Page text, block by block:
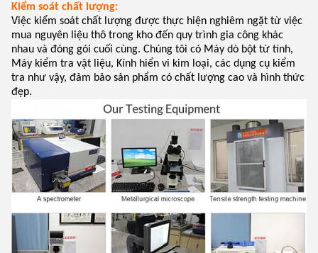
Kiểm soát chất lượng:
Việc kiểm soát chất lượng được thực hiện nghiêm ngặt từ việc
mua nguyên liệu thô trong kho đến quy trình gia công khác
nhau và đóng gói cuối cùng. Chúng tôi có Máy dò bột từ tính,
Máy kiểm tra vật liệu, Kính hiển vi kim loại, các dụng cụ kiểm
tra như vậy, đảm bảo sản phẩm có chất lượng cao và hình thức
đẹp.